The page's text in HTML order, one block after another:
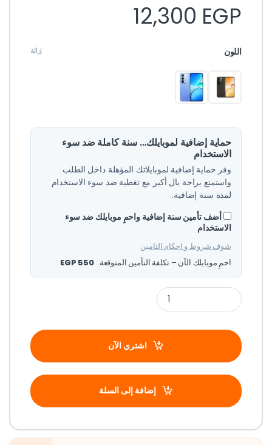
12,300 EGP
اللون إزالة
حماية إضافية لموبايلك… سنة كاملة ضد سوء
الاستخدام
وفر حماية إضافية لموبايلاتك المؤهلة داخل الطلب
واستمتع براحة بال أكبر مع تغطية ضد سوء الاستخدام
لمدة سنة إضافية.
أضف تأمين سنة إضافية واحمِ موبايلك ضد سوء
الاستخدام
شوف شروط و احكام التامين
احمِ موبايلك الآن – تكلفة التأمين المتوقعة 550
EGP
اشتري الآن
إضافة إلى السلة